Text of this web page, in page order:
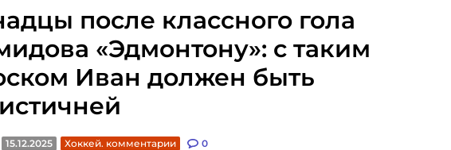
после классного гола
«Эдмонтону»: с таким
Иван должен быть
15.12.2025 Хоккей. комментарии 0